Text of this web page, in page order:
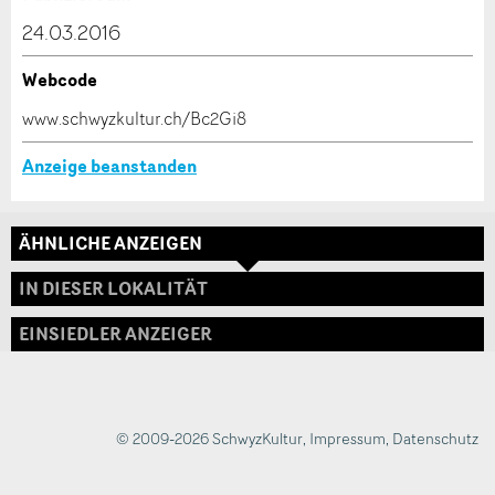
* Eingabe erforderlich
* Eingabe erforderlich
Adresse
24.03.2016
Webcode
www.schwyzkultur.ch/Bc2Gi8
Anzeige beanstanden
ÄHNLICHE ANZEIGEN
IN DIESER LOKALITÄT
EINSIEDLER ANZEIGER
© 2009-2026 SchwyzKultur, Impressum, Datenschutz